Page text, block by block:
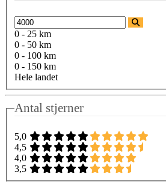
0 - 25 km
0 - 50 km
0 - 100 km
0 - 150 km
Hele landet
Antal stjerner
5,0
4,5
4,0
3,5